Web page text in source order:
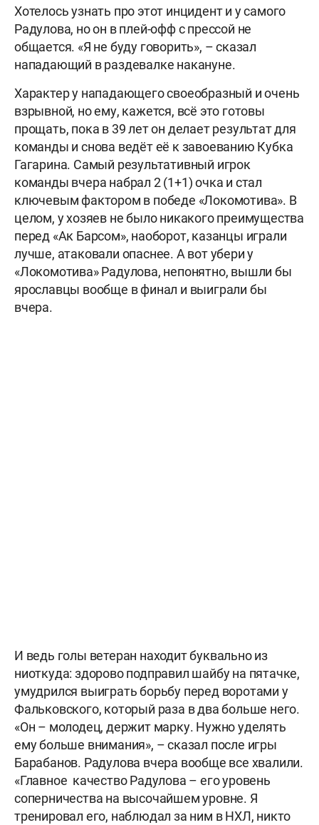
Хотелось узнать про этот инцидент и у самого
Радулова, но он в плей-офф с прессой не
общается. «Я не буду говорить», – сказал
нападающий в раздевалке накануне.
Характер у нападающего своеобразный и очень
взрывной, но ему, кажется, всё это готовы
прощать, пока в 39 лет он делает результат для
команды и снова ведёт её к завоеванию Кубка
Гагарина. Самый результативный игрок
команды вчера набрал 2 (1+1) очка и стал
ключевым фактором в победе «Локомотива». В
целом, у хозяев не было никакого преимущества
перед «Ак Барсом», наоборот, казанцы играли
лучше, атаковали опаснее. А вот убери у
«Локомотива» Радулова, непонятно, вышли бы
ярославцы вообще в финал и выиграли бы
вчера.
И ведь голы ветеран находит буквально из
ниоткуда: здорово подправил шайбу на пятачке,
умудрился выиграть борьбу перед воротами у
Фальковского, который раза в два больше него.
«Он – молодец, держит марку. Нужно уделять
ему больше внимания», – сказал после игры
Барабанов. Радулова вчера вообще все хвалили.
«Главное качество Радулова – его уровень
соперничества на высочайшем уровне. Я
тренировал его, наблюдал за ним в НХЛ, никто